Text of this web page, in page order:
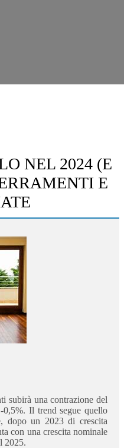
NEL 2024 (E
E
subirà una contrazione del
Il trend segue quello
dopo un 2023 di crescita
con una crescita nominale
2025.